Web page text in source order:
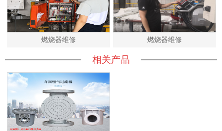
燃烧器维修 燃烧器维修
相关产品